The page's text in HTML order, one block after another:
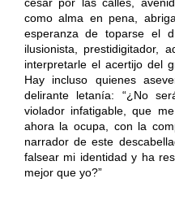
como alma en pena,
esperanza de toparse el
ilusionista, prestidigitador,
interpretarle el acertijo del
Hay incluso quienes
delirante letanía: “¿No
violador infatigable, que
ahora la ocupa, con la
narrador de este
falsear mi identidad y ha
mejor que yo?”